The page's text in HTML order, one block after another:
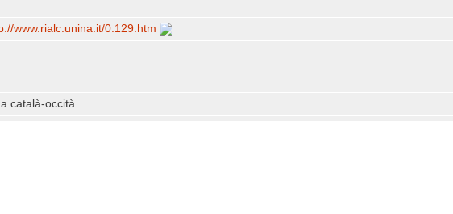
​/​www.rialc.unina.it/​0.129.htm
català-occità.